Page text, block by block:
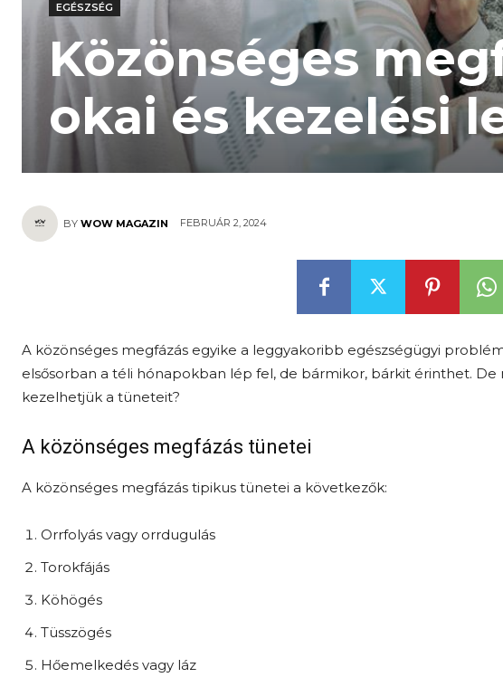
EGÉSZSÉG
Közönséges
okai és kezelési
BY WOW MAGAZIN FEBRUÁR 2, 2024
A közönséges megfázás egyike a leggyakoribb egészségügyi
elsősorban a téli hónapokban lép fel, de bármikor, bárkit érinthet. De
kezelhetjük a tüneteit?
A közönséges megfázás tünetei
A közönséges megfázás tipikus tünetei a következők:
Orrfolyás vagy orrdugulás
Torokfájás
Köhögés
Tüsszögés
Hőemelkedés vagy láz